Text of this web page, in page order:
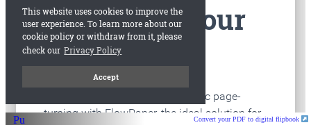
Convert your PDF to digital flipbook